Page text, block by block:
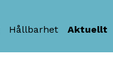
Hållbarhet Aktuellt